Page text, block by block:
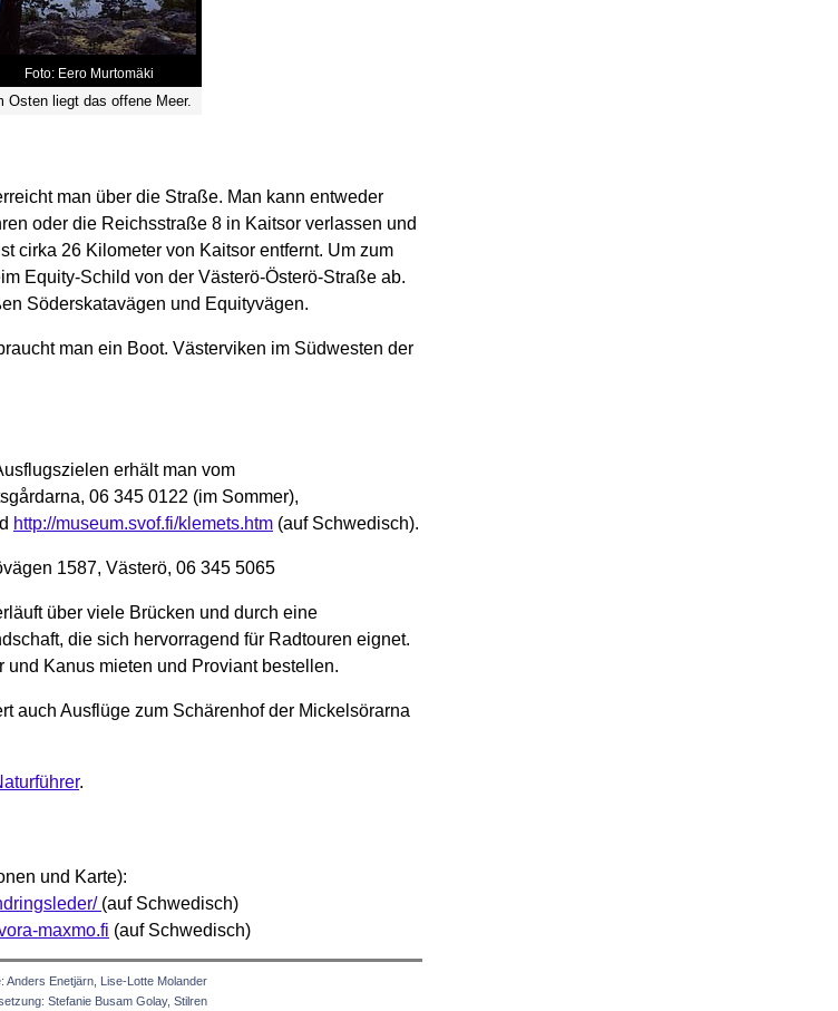
Foto: Eero Murtomäki
Osten liegt das offene Meer.
man über die Straße. Man kann entweder
oder die Reichsstraße 8 in Kaitsor verlassen und
cirka 26 Kilometer von Kaitsor entfernt. Um zum
Equity-Schild von der Västerö-Österö-Straße ab.
Söderskatavägen und Equityvägen.
man ein Boot. Västerviken im Südwesten der
erhält man vom
06 345 0122 (im Sommer),
http://museum.svof.fi/klemets.htm (auf Schwedisch).
1587, Västerö, 06 345 5065
über viele Brücken und durch eine
die sich hervorragend für Radtouren eignet.
und Kanus mieten und Proviant bestellen.
auch Ausflüge zum Schärenhof der Mickelsörarna
.
und Karte):
(auf Schwedisch)
maxmo.fi (auf Schwedisch)
Anders Enetjärn, Lise-Lotte Molander
Stefanie Busam Golay, Stilren